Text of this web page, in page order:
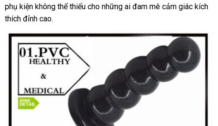
Hạt
Siêu
Cho
Gay
Cao
phụ kiện không thể thiếu cho những ai đam mê cảm giác kích
thích đỉnh cao.